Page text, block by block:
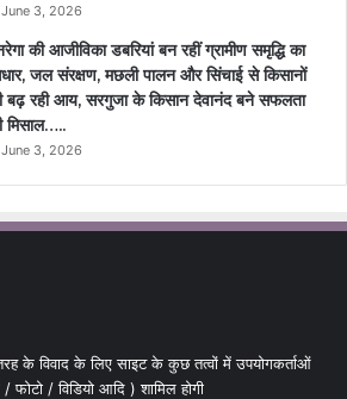
June 3, 2026
की आजीविका डबरियां बन रहीं ग्रामीण समृद्धि का
जल संरक्षण, मछली पालन और सिंचाई से किसानों
बढ़ रही आय, सरगुजा के किसान देवानंद बने सफलता
मिसाल…..
June 3, 2026
के विवाद के लिए साइट के कुछ तत्वों में उपयोगकर्ताओं
/ फोटो / विडियो आदि ) शामिल होगी